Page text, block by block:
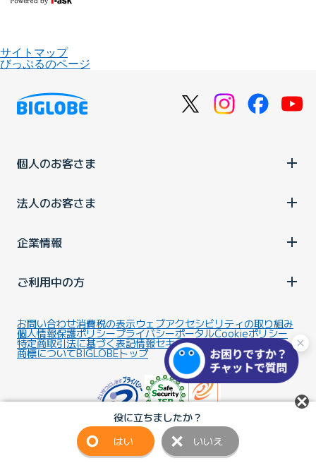
役に立ちましたか？
はい
いいえ
サイトマップ
びっぷるのページ
個人のお客さま
法人のお客さま
企業情報
ご利用中の方
お問い合わせ消費税の表示ウェブアクセシビリティの取り組み
個人情報保護ポリシープライバシーポータルCookieポリシー
特定商取引法に基づく表記情報セキュリティ基本方針
商標についてBIGLOBEトップ
Copyright ©BIGLOBE Inc. 2026. All rights reserved.